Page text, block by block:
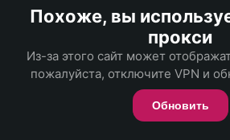
Похоже, вы
прокси
Из-за этого сайт может
пожалуйста, отключите VPN и
Обновить